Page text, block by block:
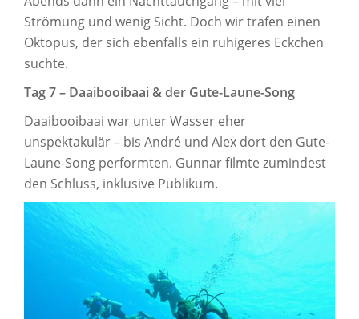
Strömung und wenig Sicht. Doch wir trafen einen
Oktopus, der sich ebenfalls ein ruhigeres Eckchen
suchte.
Tag 7 – Daaibooibaai & der Gute-Laune-Song
Daaibooibaai war unter Wasser eher
unspektakulär – bis André und Alex dort den Gute-
Laune-Song performten. Gunnar filmte zumindest
den Schluss, inklusive Publikum.